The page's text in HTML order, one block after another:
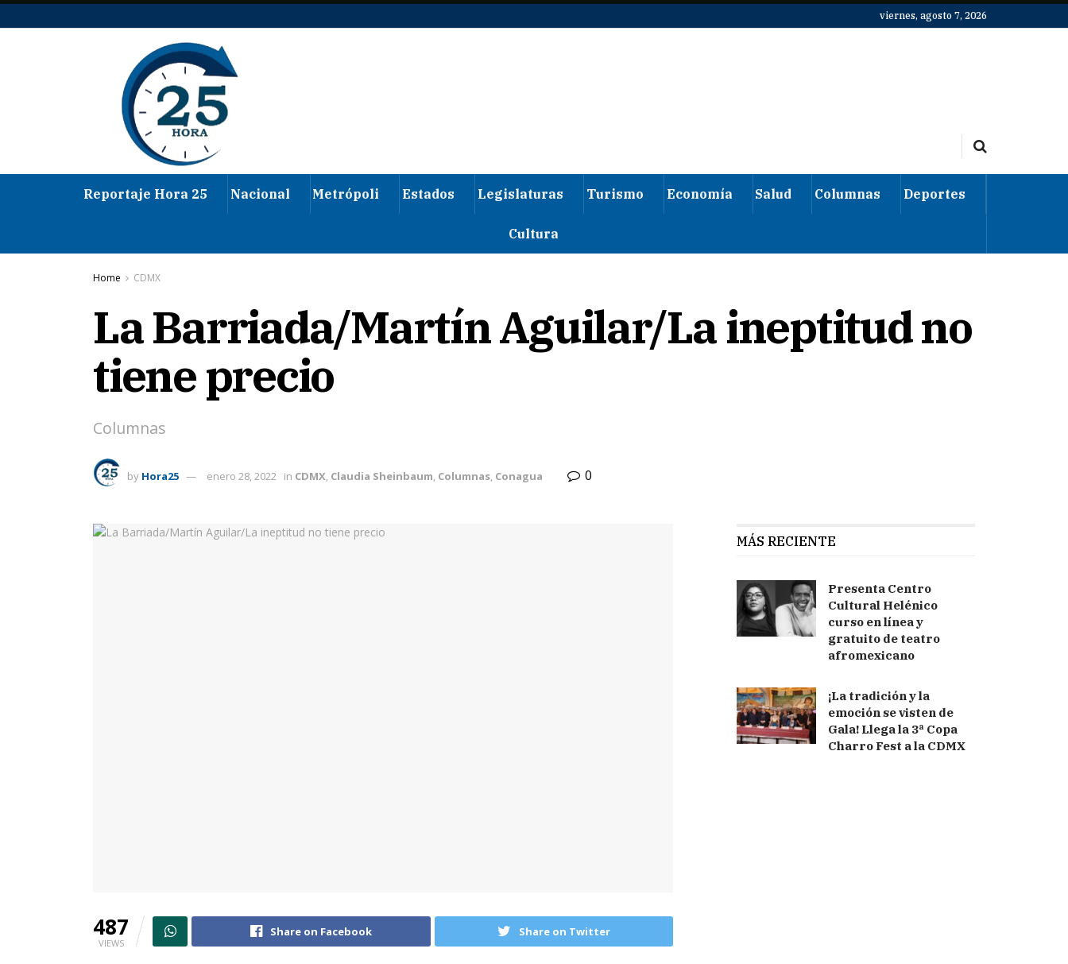
viernes, agosto 7, 2026
Reportaje Hora 25 Nacional Metrópoli Estados Legislaturas Turismo Economía Salud Columnas Deportes
Cultura
Home CDMX
La Barriada/Martín Aguilar/La ineptitud no
tiene precio
Columnas
by Hora25 enero 28, 2022 in CDMX, Claudia Sheinbaum, Columnas, Conagua 0
487
VIEWS
Share on Facebook Share on Twitter
MÁS RECIENTE
Presenta Centro
Cultural Helénico
curso en línea y
gratuito de teatro
afromexicano
¡La tradición y la
emoción se visten de
Gala! Llega la 3ª Copa
Charro Fest a la CDMX